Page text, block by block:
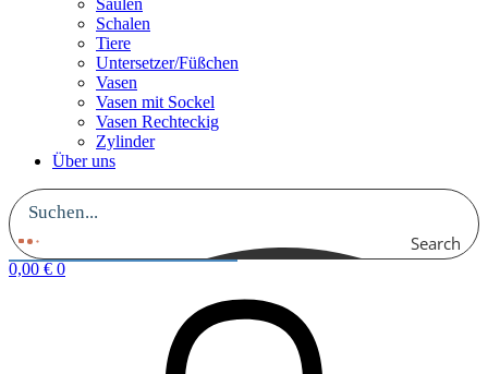
Säulen
Schalen
Tiere
Untersetzer/Füßchen
Vasen
Vasen mit Sockel
Vasen Rechteckig
Zylinder
Über uns
Search
0,00 € 0